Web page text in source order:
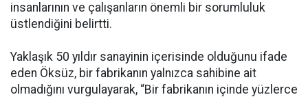
insanlarının ve çalışanların önemli bir sorumluluk
üstlendiğini belirtti.
Yaklaşık 50 yıldır sanayinin içerisinde olduğunu ifade
eden Öksüz, bir fabrikanın yalnızca sahibine ait
olmadığını vurgulayarak, “Bir fabrikanın içinde yüzlerce